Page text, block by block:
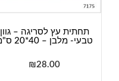
תחתית עץ לסריגה – גוון
טבעי- מלבן – 40*20 ס"מ
₪28.00